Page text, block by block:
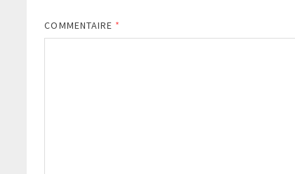
COMMENTAIRE *